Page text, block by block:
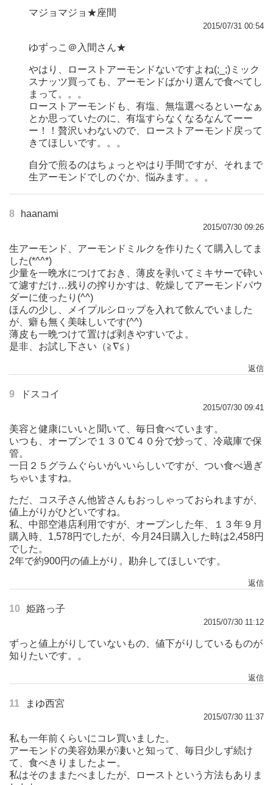
マジョマジョ★座間
2015/07/31 00:54
ゆずっこ＠入間さん★
やはり、ローストアーモンドないですよね(;_;)ミック
スナッツ買っても、アーモンドばかり選んで食べてし
まって。。。
ローストアーモンドも、有塩、無塩選べるといーなぁ
とか思っていたのに、有塩すらなくなるなんてーー
ー！！贅沢いわないので、ローストアーモンド戻って
きてほしいです。。。
自分で煎るのはちょっとやはり手間ですが、それまで
生アーモンドでしのぐか、悩みます。。。
8 haanami
2015/07/30 09:26
生アーモンド、アーモンドミルクを作りたくて購入してま
した(*^^*)
少量を一晩水につけておき、薄皮を剥いてミキサーで砕い
て濾すだけ…残りの搾りかすは、乾燥してアーモンドパウ
ダーに使ったり(^^)
ほんの少し、メイプルシロップを入れて飲んでいました
が、癖も無く美味しいです(^^)
薄皮も一晩つけて置けば剥きやすいでよ。
是非、お試し下さい（≧∇≦）
返信
9 ドスコイ
2015/07/30 09:41
美容と健康にいいと聞いて、毎日食べています。
いつも、オーブンで１３０℃４０分で炒って、冷蔵庫で保
管。
一日２５グラムぐらいがいいらしいですが、つい食べ過ぎ
ちゃいますね。
ただ、コス子さん他皆さんもおっしゃっておられますが、
値上がりがひどいですね。
私、中部空港店利用ですが、オープンした年、１３年９月
購入時、1,578円でしたが、今月24日購入した時は2,458円
でした。
2年で約900円の値上がり。勘弁してほしいです。
返信
10 姫路っ子
2015/07/30 11:12
ずっと値上がりしていないもの、値下がりしているものが
知りたいです。。
返信
11 まゆ西宮
2015/07/30 11:37
私も一年前くらいにコレ買いました。
アーモンドの美容効果が凄いと知って、毎日少しず続け
て、食べきりましたよー。
私はそのままたべましたが、ローストという方法もありま